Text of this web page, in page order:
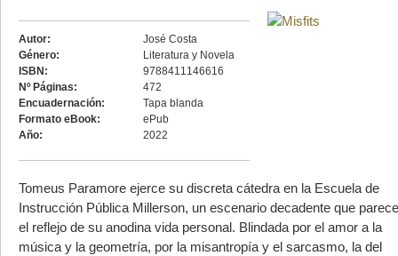
Autor:
José Costa
Género:
Literatura y Novela
ISBN:
9788411146616
Nº Páginas:
472
Encuadernación:
Tapa blanda
Formato eBook:
ePub
Año:
2022
Tomeus Paramore ejerce su discreta cátedra en la Escuela de
Instrucción Pública Millerson, un escenario decadente que parece
el reflejo de su anodina vida personal. Blindada por el amor a la
música y la geometría, por la misantropía y el sarcasmo, la del